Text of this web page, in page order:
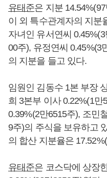
유태준은 지분
이 외 특수관계자의 지분
자녀인 유서연씨
00주), 유정연씨 0.45%(3
의 지분을 들고 있다.
임원인 김동수 1본 부장
희 3본부 이사 0.22%(1
0.39%(2만6515주), 조민
9주)의 주식을 보유하고
의 합산 지분율은
유태준은 코스닥에 상장